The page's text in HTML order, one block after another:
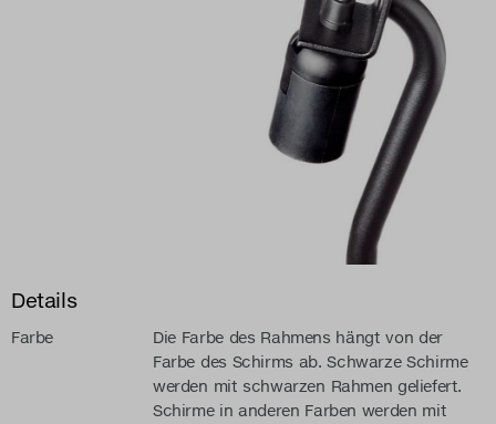
Details
Farbe
Die Farbe des Rahmens hängt von der
Farbe des Schirms ab. Schwarze Schirme
werden mit schwarzen Rahmen geliefert.
Schirme in anderen Farben werden mit